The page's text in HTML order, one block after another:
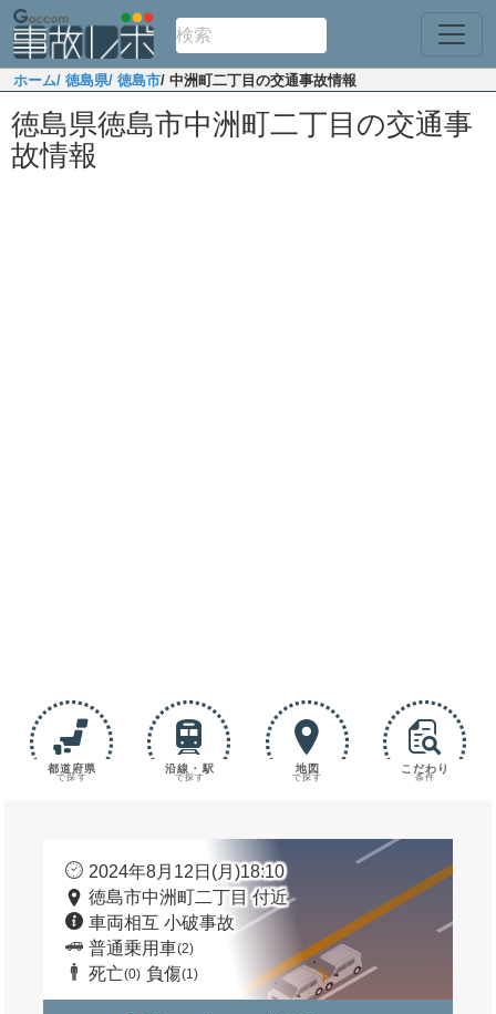
ホーム/ 徳島県/ 徳島市/ 中洲町二丁目の交通事故情報
徳島県徳島市中洲町二丁目の交通事
故情報
都道府県
で探す
沿線・駅
で探す
地図
で探す
こだわり
条件
2024年8月12日(月)18:10
徳島市中洲町二丁目 付近
車両相互 小破事故
普通乗用車(2)
死亡(0) 負傷(1)